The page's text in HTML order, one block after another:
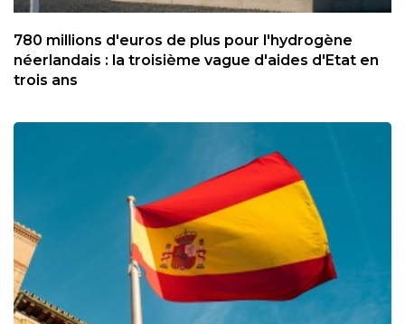
780 millions d'euros de plus pour l'hydrogène
néerlandais : la troisième vague d'aides d'Etat en
trois ans